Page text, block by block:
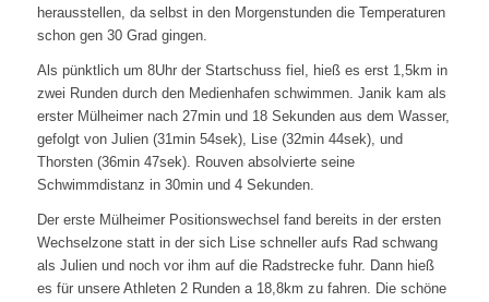
herausstellen, da selbst in den Morgenstunden die Temperaturen
sc hon gen 30 Grad gingen.
Als pünktlich um 8Uhr der Startschuss fiel, hieß es erst 1,5km in
zwei Runden durch den Medienhafen schwimmen. Janik kam als
erster Mülheimer nach 27min und 18 Sekunden aus dem Wasser,
gefolgt von Julien (31min 54sek), Lise (32min 44sek), und
Thorsten (36min 47sek). Rouven absolvierte seine
Schwimmdistanz in 30min und 4 Sekunden.
Der erste Mülheimer Positionswechsel fand bereits in der ersten
Wechselzone statt in der sich Lise schneller aufs Rad schwang
als Julien und noch vor ihm auf die Radstrecke fuhr. Dann hieß
es für unsere Athleten 2 Runden a 18,8km zu fahren. Die schöne